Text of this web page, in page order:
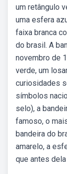
um retângulo
uma esfera
faixa branca
do brasil. A
novembro de
verde, um
curiosidades
símbolos
selo), a
famoso, o
bandeira do
amarelo, a
que antes